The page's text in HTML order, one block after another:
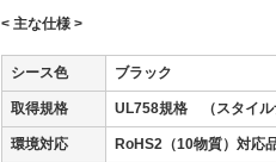
< 主な仕様 >
シース色 ブラック
取得規格 UL758規格 （スタイル
環境対応 RoHS2（10物質）対応